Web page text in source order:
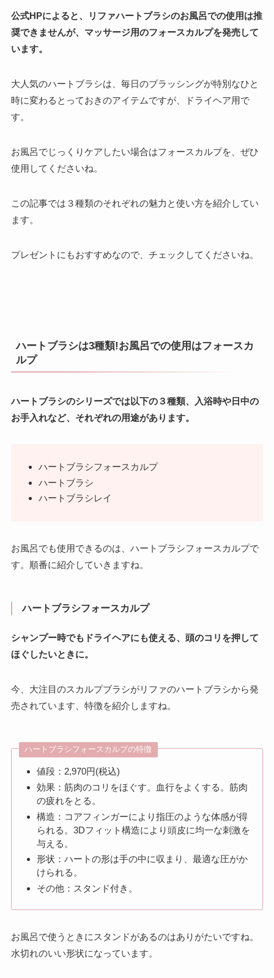
公式HPによると、リファハートブラシのお風呂での使用は推
奨できませんが、マッサージ用のフォースカルプを発売して
います。
大人気のハートブラシは、毎日のブラッシングが特別なひと
時に変わるとっておきのアイテムですが、ドライヘア用で
す。
お風呂でじっくりケアしたい場合はフォースカルプを、ぜひ
使用してくださいね。
この記事では３種類のそれぞれの魅力と使い方を紹介してい
ます。
プレゼントにもおすすめなので、チェックしてくださいね。
ハートブラシは3種類!お風呂での使用はフォースカ
ルプ
ハートブラシのシリーズでは以下の３種類、入浴時や日中の
お手入れなど、それぞれの用途があります。
ハートブラシフォースカルプ
ハートブラシ
ハートブラシレイ
お風呂でも使用できるのは、ハートブラシフォースカルプで
す。順番に紹介していきますね。
ハートブラシフォースカルプ
シャンプー時でもドライヘアにも使える、頭のコリを押して
ほぐしたいときに。
今、大注目のスカルプブラシがリファのハートブラシから発
売されています、特徴を紹介しますね。
ハートブラシフォースカルプの特徴
値段：2,970円(税込)
効果：筋肉のコリをほぐす。血行をよくする。筋肉
の疲れをとる。
構造：コアフィンガーにより指圧のような体感が得
られる。3Dフィット構造により頭皮に均一な刺激を
与える。
形状：ハートの形は手の中に収まり、最適な圧がか
けられる。
その他：スタンド付き。
お風呂で使うときにスタンドがあるのはありがたいですね。
水切れのいい形状になっています。